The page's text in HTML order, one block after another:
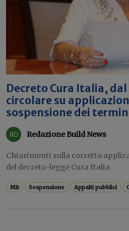
Decreto Cura Italia,
circolare su
sospensione dei
Redazione Build News
Chiarimenti sulla corretta
del decreto-legge Cura Italia
Mit Sospensione Appalti pubblici